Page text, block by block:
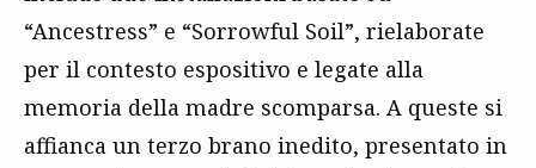
“Ancestress” e “Sorrowful Soil”, rielaborate
per il contesto espositivo e legate alla
memoria della madre scomparsa. A queste si
affianca un terzo brano inedito, presentato in